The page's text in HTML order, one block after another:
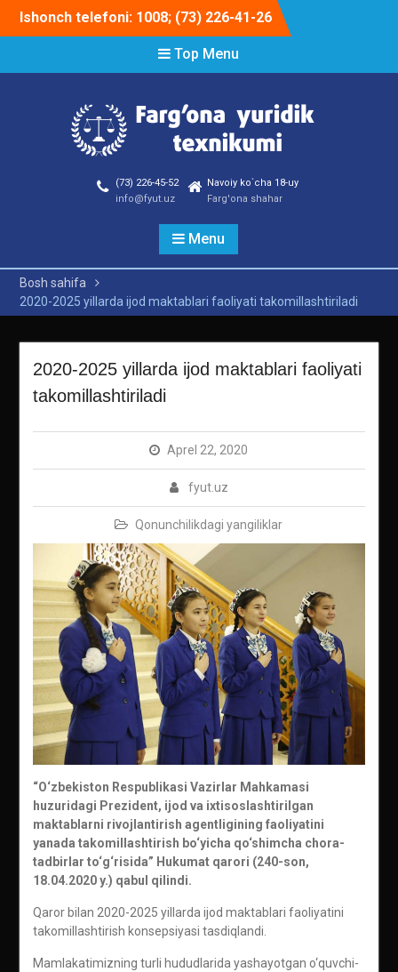
Ishonch telefoni: 1008; (73) 226-41-26
Top Menu
(73) 226-45-52
info@fyut.uz
Navoiy ko`cha 18-uy
Farg'ona shahar
Menu
Bosh sahifa
2020-2025 yillarda ijod maktablari faoliyati takomillashtiriladi
2020-2025 yillarda ijod maktablari faoliyati
takomillashtiriladi
Aprel 22, 2020
fyut.uz
Qonunchilikdagi yangiliklar
“O‘zbekiston Respublikasi Vazirlar Mahkamasi
huzuridagi Prezident, ijod va ixtisoslashtirilgan
maktablarni rivojlantirish agentligining faoliyatini
yanada takomillashtirish bo‘yicha qo‘shimcha chora-
tadbirlar to‘g‘risida” Hukumat qarori (240-son,
18.04.2020 y.) qabul qilindi.
Qaror bilan 2020-2025 yillarda ijod maktablari faoliyatini
takomillashtirish konsepsiyasi tasdiqlandi.
Mamlakatimizning turli hududlarida yashayotgan o‘quvchi-